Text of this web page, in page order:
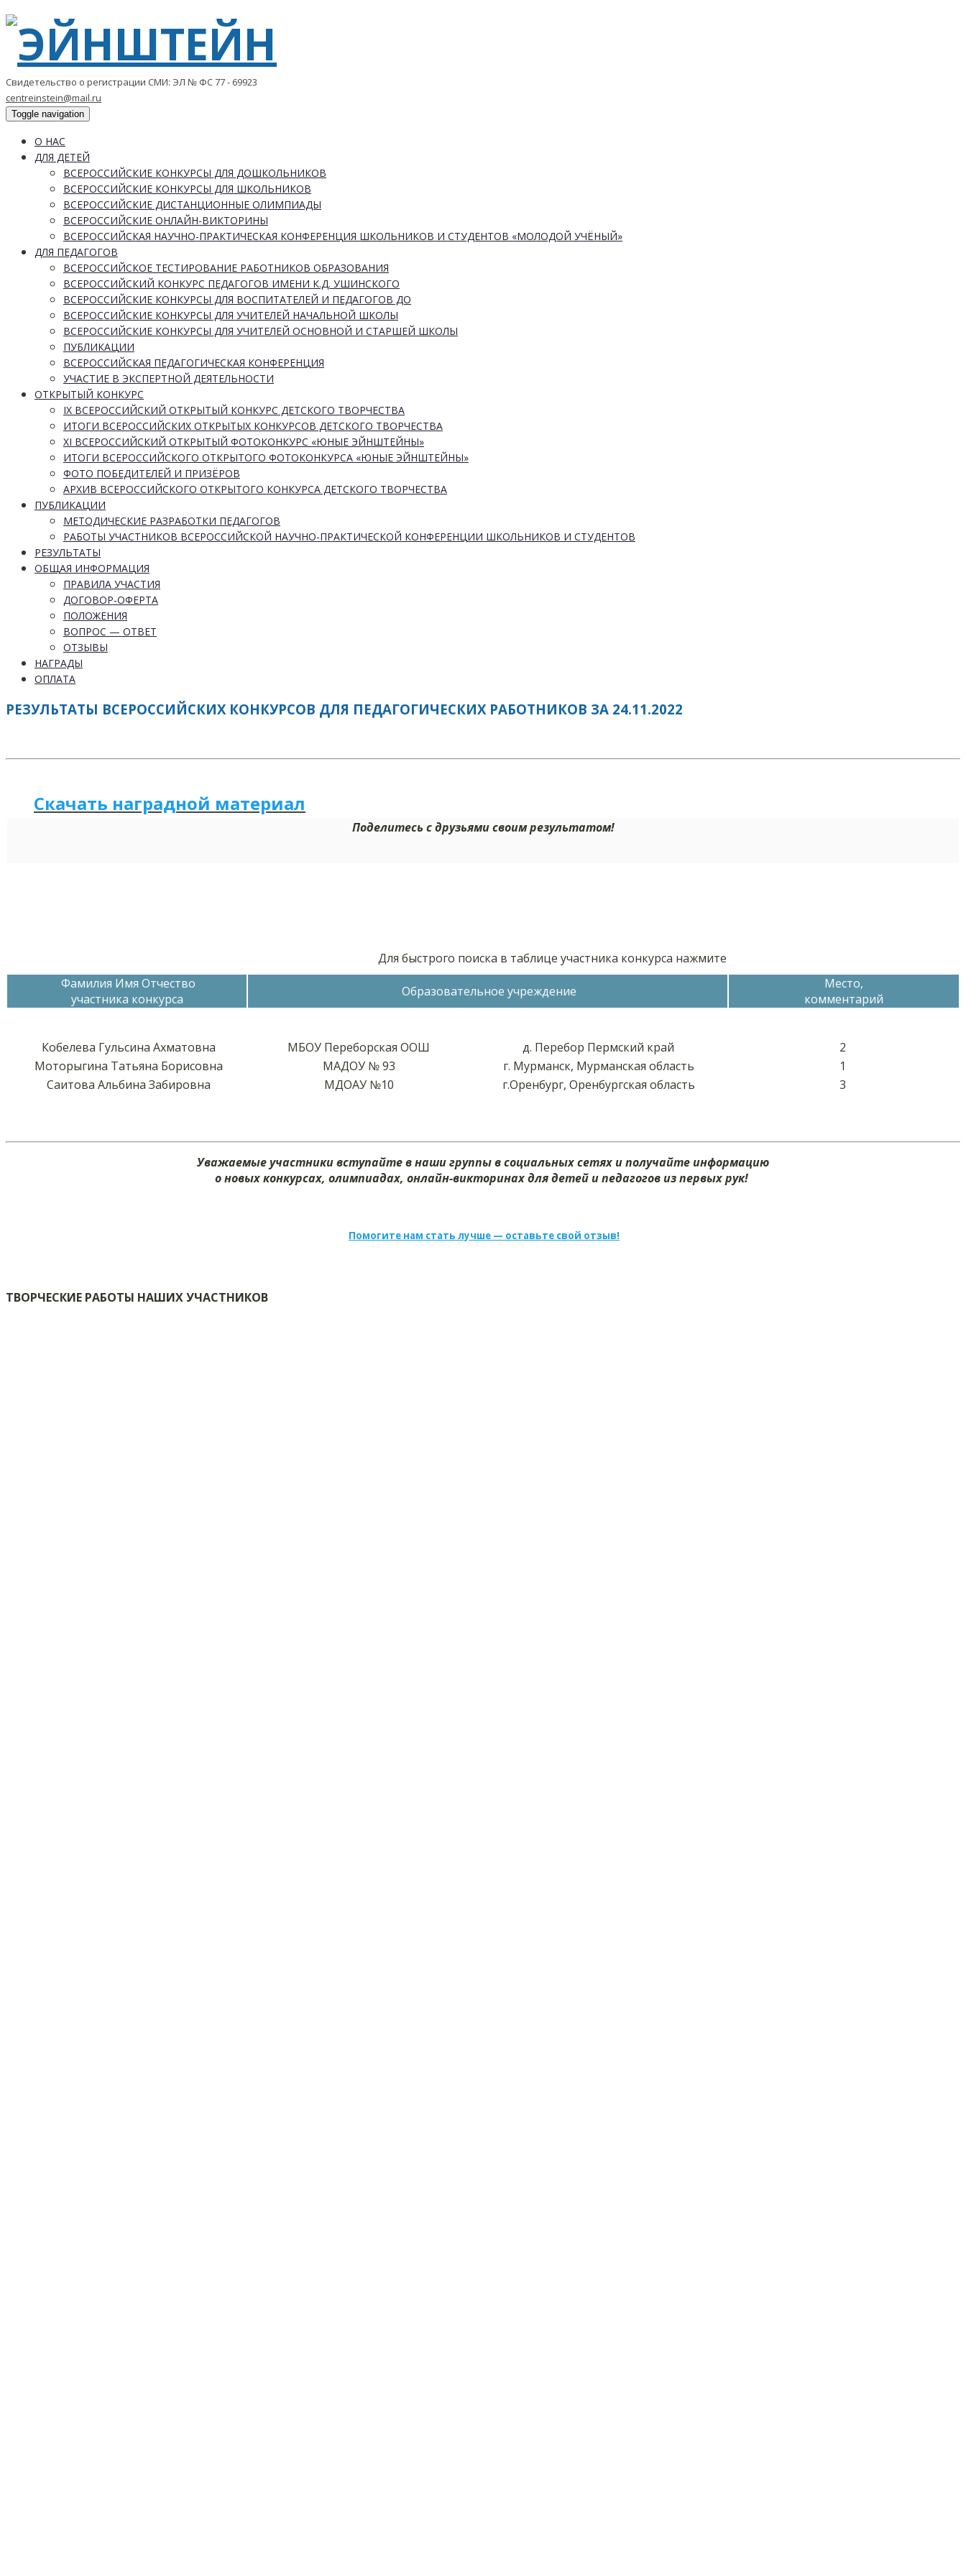
Свидетельство о регистрации СМИ: ЭЛ № ФС 77 - 69923
centreinstein@mail.ru
Toggle navigation
О НАС
ДЛЯ ДЕТЕЙ
ВСЕРОССИЙСКИЕ КОНКУРСЫ ДЛЯ ДОШКОЛЬНИКОВ
ВСЕРОССИЙСКИЕ КОНКУРСЫ ДЛЯ ШКОЛЬНИКОВ
ВСЕРОССИЙСКИЕ ДИСТАНЦИОННЫЕ ОЛИМПИАДЫ
ВСЕРОССИЙСКИЕ ОНЛАЙН-ВИКТОРИНЫ
ВСЕРОССИЙСКАЯ НАУЧНО-ПРАКТИЧЕСКАЯ КОНФЕРЕНЦИЯ ШКОЛЬНИКОВ И СТУДЕНТОВ «МОЛОДОЙ УЧЁНЫЙ»
ДЛЯ ПЕДАГОГОВ
ВСЕРОССИЙСКОЕ ТЕСТИРОВАНИЕ РАБОТНИКОВ ОБРАЗОВАНИЯ
ВСЕРОССИЙСКИЙ КОНКУРС ПЕДАГОГОВ ИМЕНИ К.Д. УШИНСКОГО
ВСЕРОССИЙСКИЕ КОНКУРСЫ ДЛЯ ВОСПИТАТЕЛЕЙ И ПЕДАГОГОВ ДО
ВСЕРОССИЙСКИЕ КОНКУРСЫ ДЛЯ УЧИТЕЛЕЙ НАЧАЛЬНОЙ ШКОЛЫ
ВСЕРОССИЙСКИЕ КОНКУРСЫ ДЛЯ УЧИТЕЛЕЙ ОСНОВНОЙ И СТАРШЕЙ ШКОЛЫ
ПУБЛИКАЦИИ
ВСЕРОССИЙСКАЯ ПЕДАГОГИЧЕСКАЯ КОНФЕРЕНЦИЯ
УЧАСТИЕ В ЭКСПЕРТНОЙ ДЕЯТЕЛЬНОСТИ
ОТКРЫТЫЙ КОНКУРС
IX ВСЕРОССИЙСКИЙ ОТКРЫТЫЙ КОНКУРС ДЕТСКОГО ТВОРЧЕСТВА
ИТОГИ ВСЕРОССИЙСКИХ ОТКРЫТЫХ КОНКУРСОВ ДЕТСКОГО ТВОРЧЕСТВА
XI ВСЕРОССИЙСКИЙ ОТКРЫТЫЙ ФОТОКОНКУРС «ЮНЫЕ ЭЙНШТЕЙНЫ»
ИТОГИ ВСЕРОССИЙСКОГО ОТКРЫТОГО ФОТОКОНКУРСА «ЮНЫЕ ЭЙНШТЕЙНЫ»
ФОТО ПОБЕДИТЕЛЕЙ И ПРИЗЁРОВ
АРХИВ ВСЕРОССИЙСКОГО ОТКРЫТОГО КОНКУРСА ДЕТСКОГО ТВОРЧЕСТВА
ПУБЛИКАЦИИ
МЕТОДИЧЕСКИЕ РАЗРАБОТКИ ПЕДАГОГОВ
РАБОТЫ УЧАСТНИКОВ ВСЕРОССИЙСКОЙ НАУЧНО-ПРАКТИЧЕСКОЙ КОНФЕРЕНЦИИ ШКОЛЬНИКОВ И СТУДЕНТОВ
РЕЗУЛЬТАТЫ
ОБЩАЯ ИНФОРМАЦИЯ
ПРАВИЛА УЧАСТИЯ
ДОГОВОР-ОФЕРТА
ПОЛОЖЕНИЯ
ВОПРОС — ОТВЕТ
ОТЗЫВЫ
НАГРАДЫ
ОПЛАТА
РЕЗУЛЬТАТЫ ВСЕРОССИЙСКИХ КОНКУРСОВ ДЛЯ ПЕДАГОГИЧЕСКИХ РАБОТНИКОВ ЗА 24.11.2022
Скачать наградной материал
Поделитесь с друзьями своим результатом!
Для быстрого поиска в таблице участника конкурса нажмите
Фамилия Имя Отчество
участника конкурса
Образовательное учреждение
Место,
комментарий
Кобелева Гульсина Ахматовна МБОУ Переборская ООШ д. Перебор Пермский край
2
Моторыгина Татьяна Борисовна
МАДОУ № 93 г. Мурманск, Мурманская область
1
Саитова Альбина Забировна
МДОАУ №10 г.Оренбург, Оренбургская область 3
Уважаемые участники вступайте в наши группы в социальных сетях и получайте информацию
о новых конкурсах, олимпиадах, онлайн-викторинах для детей и педагогов из первых рук!
Помогите нам стать лучше — оставьте свой отзыв!
ТВОРЧЕСКИЕ РАБОТЫ НАШИХ УЧАСТНИКОВ